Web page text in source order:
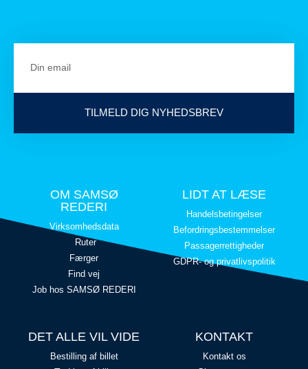
TILMELD DIG NYHEDSBREV
OM SAMSØ
REDERI
Virksomhedsdata
Ruter
Færger
Find vej
Job hos SAMSØ REDERI
LIDT AT LÆSE
Handelsbetingelser
Befordringsbestemmelser
Passagerrettigheder
GDPR- og privatlivspolitik
DET ALLE VIL VIDE
Bestilling af billet
KONTAKT
Kontakt os